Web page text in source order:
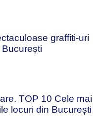
graffiti-uri
TOP 10 Cele mai
locuri din București